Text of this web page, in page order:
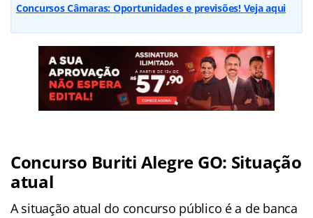
Concursos Câmaras: Oportunidades e previsões! Veja aqui
Concurso Buriti Alegre GO: Situação
atual
A situação atual do concurso público é a de banca